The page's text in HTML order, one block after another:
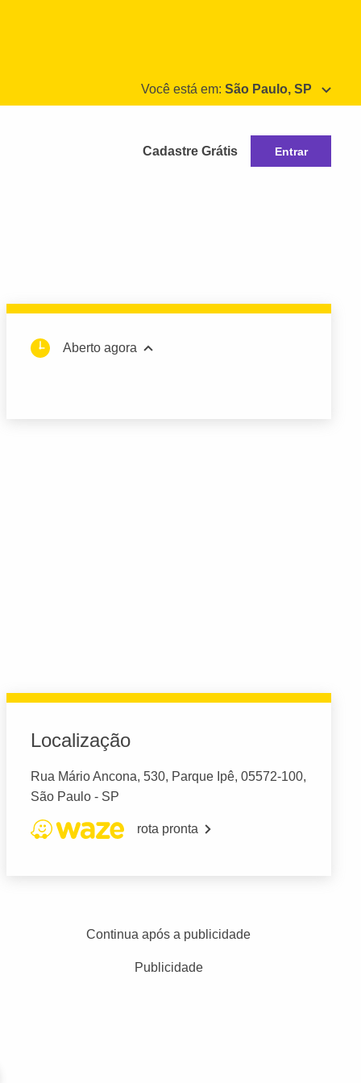
Você está em: São Paulo, SP
Cadastre Grátis Entrar
Aberto agora
Localização
Rua Mário Ancona, 530, Parque Ipê, 05572-100,
São Paulo - SP
rota pronta
Continua após a publicidade
Publicidade